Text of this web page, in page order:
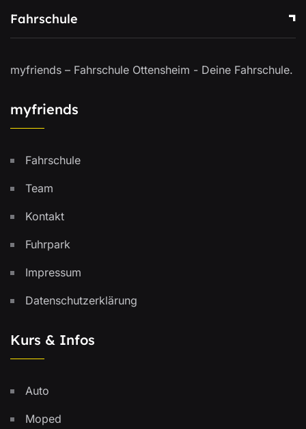
Fahrschule
myfriends – Fahrschule Ottensheim - Deine Fahrschule.
myfriends
Fahrschule
Team
Kontakt
Fuhrpark
Impressum
Datenschutzerklärung
Kurs & Infos
Auto
Moped